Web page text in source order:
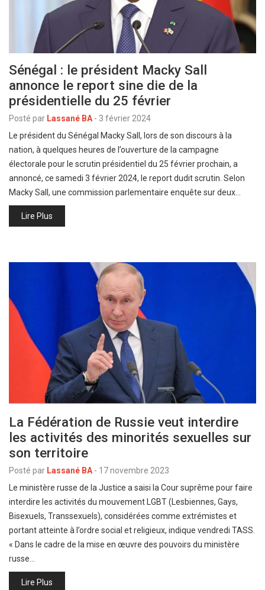
Sénégal : le président Macky Sall
annonce le report sine die de la
présidentielle du 25 février
Posté par Lassané BA - 3 février 2024
Le président du Sénégal Macky Sall, lors de son discours à la
nation, à quelques heures de l’ouverture de la campagne
électorale pour le scrutin présidentiel du 25 février prochain, a
annoncé, ce samedi 3 février 2024, le report dudit scrutin. Selon
Macky Sall, une commission parlementaire enquête sur deux…
Lire Plus
La Fédération de Russie veut interdire
les activités des minorités sexuelles sur
son territoire
Posté par Lassané BA - 17 novembre 2023
Le ministère russe de la Justice a saisi la Cour suprême pour faire
interdire les activités du mouvement LGBT (Lesbiennes, Gays,
Bisexuels, Transsexuels), considérées comme extrémistes et
portant atteinte à l’ordre social et religieux, indique vendredi TASS.
« Dans le cadre de la mise en œuvre des pouvoirs du ministère
russe…
Lire Plus